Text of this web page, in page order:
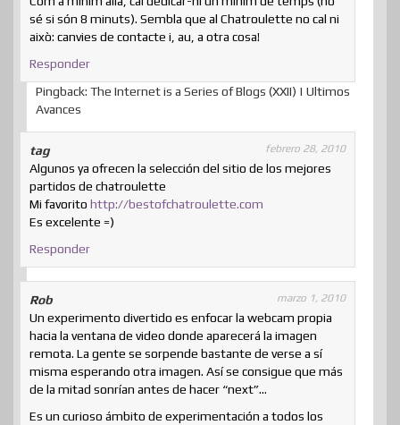
sé si són 8 minuts). Sembla que al Chatroulette no cal ni
això: canvies de contacte i, au, a otra cosa!
Responder
Pingback: The Internet is a Series of Blogs (XXII) | Ultimos
Avances
tag febrero 28, 2010
Algunos ya ofrecen la selección del sitio de los mejores
partidos de chatroulette
Mi favoritohttp://bestofchatroulette.com
Es excelente =)
Responder
Rob marzo 1, 2010
Un experimento divertido es enfocar la webcam propia
hacia la ventana de video donde aparecerá la imagen
remota. La gente se sorpende bastante de verse a sí
misma esperando otra imagen. Así se consigue que más
de la mitad sonrían antes de hacer “next”…
Es un curioso ámbito de experimentación a todos los